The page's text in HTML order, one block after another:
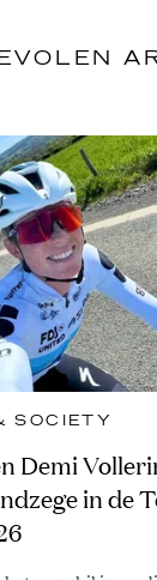
SOCIETY
Demi
in de